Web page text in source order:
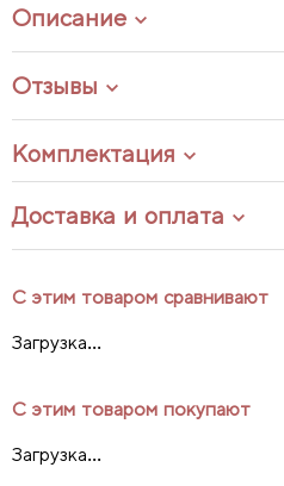
Описание
Отзывы
Комплектация
Доставка и оплата
С этим товаром сравнивают
Загрузка...
С этим товаром покупают
Загрузка...